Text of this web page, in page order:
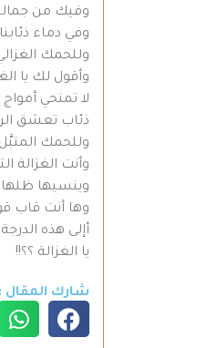
وفيك من
وفي دماء
وللحمك
وأقول لك يا
لا تمنحي
ذئاب تعشق
وللحمك
وأنت الغزالة
وينسيها
وها أنت قاب
أإلى هذه
يا الغزالة ؟؟!!
شارك المقال :